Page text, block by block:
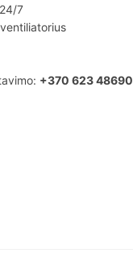
7
+370 623 48690